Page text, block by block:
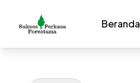
Beranda